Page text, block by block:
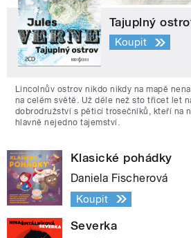
Tajuplný
Koupit
Lincolnův ostrov nikdo nikdy na mapě
na celém světě. Už déle než sto třicet let
dobrodružství s pěticí trosečníků, kteří na
hlavně nejedno tajemství.
Klasické pohádky
Daniela Fischerová
Koupit
Severka